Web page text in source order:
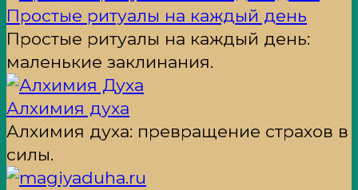
Простые ритуалы на каждый день
Простые ритуалы на каждый день:
маленькие заклинания.
Алхимия духа
Алхимия духа: превращение страхов в
силы.